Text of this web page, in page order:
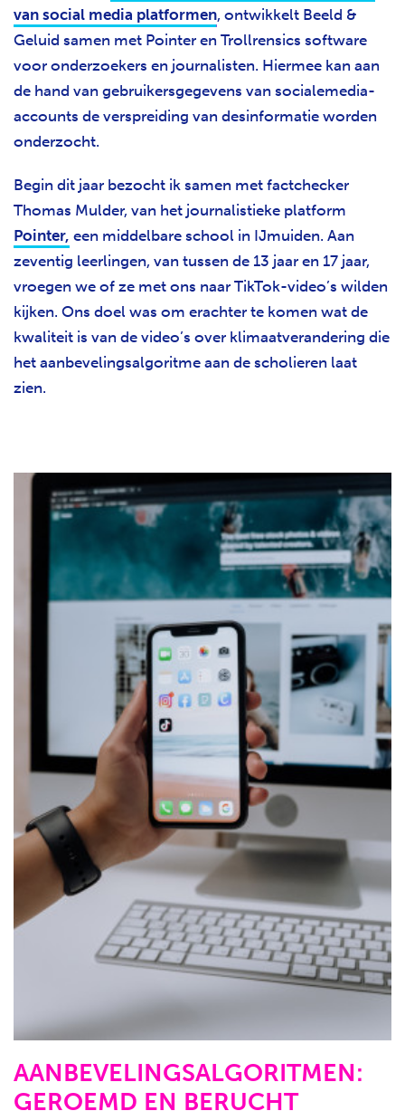
van social media platformen, ontwikkelt Beeld &
Geluid samen met Pointer en Trollrensics software
voor onderzoekers en journalisten. Hiermee kan aan
de hand van gebruikersgegevens van socialemedia-
accounts de verspreiding van desinformatie worden
onderzocht.
Begin dit jaar bezocht ik samen met factchecker
Thomas Mulder, van het journalistieke platform
Pointer, een middelbare school in IJmuiden. Aan
zeventig leerlingen, van tussen de 13 jaar en 17 jaar,
vroegen we of ze met ons naar TikTok-video’s wilden
kijken. Ons doel was om erachter te komen wat de
kwaliteit is van de video’s over klimaatverandering die
het aanbevelingsalgoritme aan de scholieren laat
zien.
AANBEVELINGSALGORITMEN:
GEROEMD EN BERUCHT